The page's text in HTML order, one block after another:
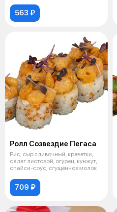
563 ₽
Ролл Созвездие Пегаса
Рис, сыр сливочный, креветки,
салат листовой, огурец, кунжут,
спайси-соус, сгущённое молок
709 ₽